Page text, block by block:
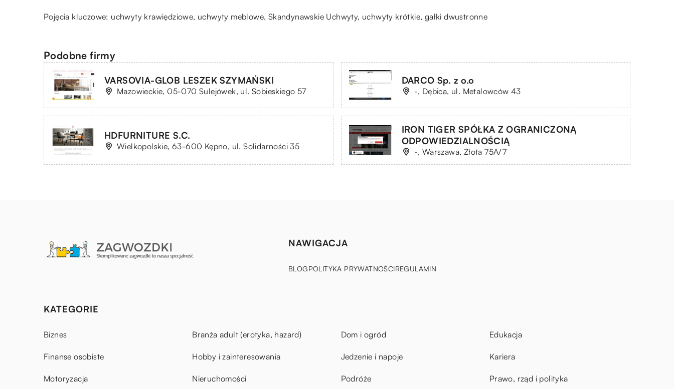
Pojęcia kluczowe: uchwyty krawiędziowe, uchwyty meblowe, Skandynawskie Uchwyty, uchwyty krótkie, gałki dwustronne
Podobne firmy
VARSOVIA-GLOB LESZEK SZYMAŃSKI
Mazowieckie, 05-070 Sulejówek, ul. Sobieskiego 57
DARCO Sp. z o.o
-, Dębica, ul. Metalowców 43
HDFURNITURE S.C.
Wielkopolskie, 63-600 Kępno, ul. Solidarności 35
IRON TIGER SPÓŁKA Z OGRANICZONĄ
ODPOWIEDZIALNOŚCIĄ
-, Warszawa, Złota 75A/7
NAWIGACJA
BLOGPOLITYKA PRYWATNOŚCIREGULAMIN
KATEGORIE
Biznes Branża adult (erotyka, hazard) Dom i ogród Edukacja
Finanse osobiste Hobby i zainteresowania Jedzenie i napoje Kariera
Motoryzacja Nieruchomości Podróże Prawo, rząd i polityka